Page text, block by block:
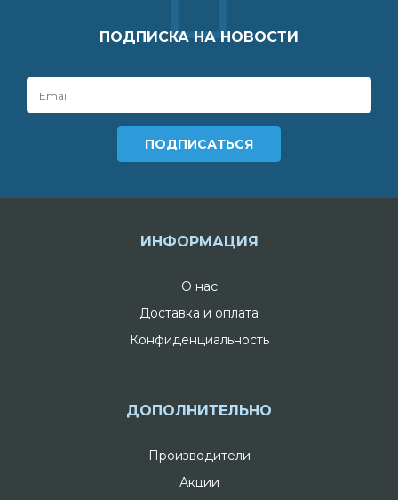
ПОДПИСКА НА НОВОСТИ
ИНФОРМАЦИЯ
О нас
Доставка и оплата
Конфиденциальность
ДОПОЛНИТЕЛЬНО
Производители
Акции